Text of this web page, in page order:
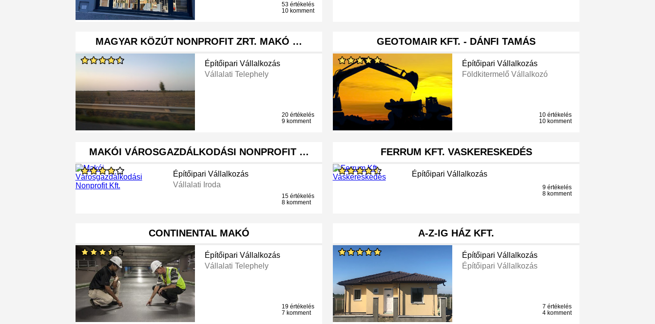
53 értékelés
10 komment
MAGYAR KÖZÚT NONPROFIT ZRT. MAKÓ …
Építőipari Vállalkozás
Vállalati Telephely
20 értékelés
9 komment
GEOTOMAIR KFT. - DÁNFI TAMÁS
Építőipari Vállalkozás
Földkitermelő Vállalkozó
10 értékelés
10 komment
MAKÓI VÁROSGAZDÁLKODÁSI NONPROFIT …
Építőipari Vállalkozás
Vállalati Iroda
15 értékelés
8 komment
FERRUM KFT. VASKERESKEDÉS
Építőipari Vállalkozás
9 értékelés
8 komment
CONTINENTAL MAKÓ
Építőipari Vállalkozás
Vállalati Telephely
19 értékelés
7 komment
A-Z-IG HÁZ KFT.
Építőipari Vállalkozás
Építőipari Vállalkozás
7 értékelés
4 komment